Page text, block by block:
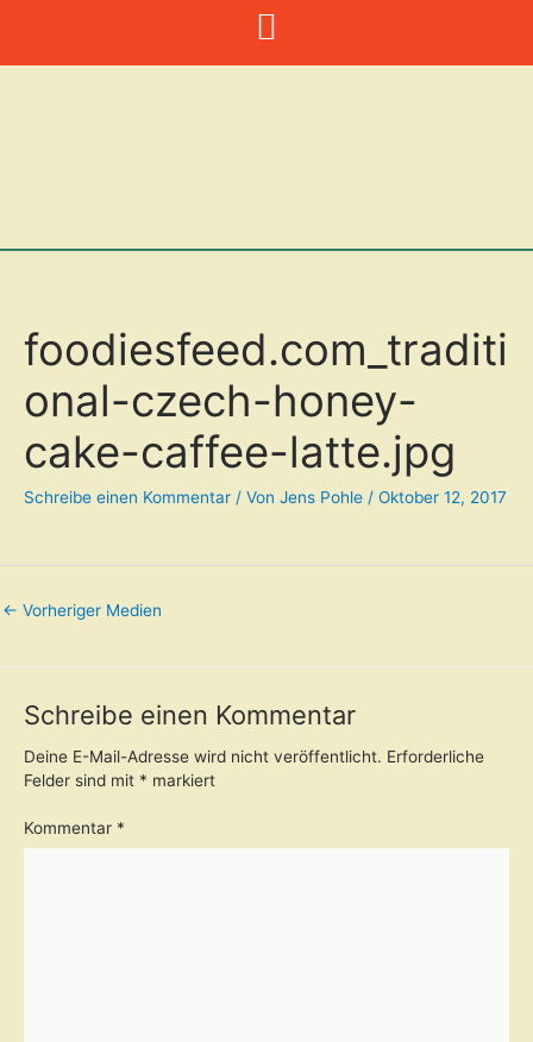
foodiesfeed.com_traditi
onal-czech-honey-
cake-caffee-latte.jpg
Schreibe einen Kommentar / Von Jens Pohle / Oktober 12, 2017
← Vorheriger Medien
Schreibe einen Kommentar
Deine E-Mail-Adresse wird nicht veröffentlicht. Erforderliche
Felder sind mit * markiert
Kommentar *